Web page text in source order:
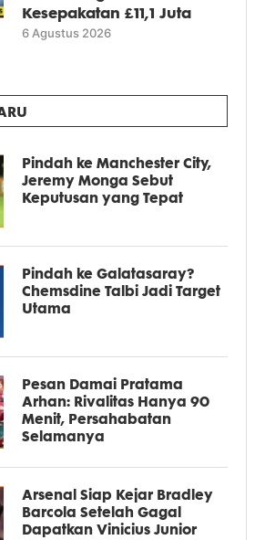
Kesepakatan £11,1 Juta
6 Agustus 2026
Pindah ke Manchester City,
Jeremy Monga Sebut
Keputusan yang Tepat
Pindah ke Galatasaray?
Chemsdine Talbi Jadi Target
Utama
Pesan Damai Pratama
Arhan: Rivalitas Hanya 90
Menit, Persahabatan
Selamanya
Arsenal Siap Kejar Bradley
Barcola Setelah Gagal
Dapatkan Vinicius Junior